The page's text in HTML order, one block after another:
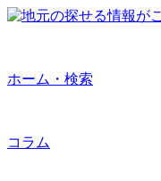
ホーム・検索
コラム